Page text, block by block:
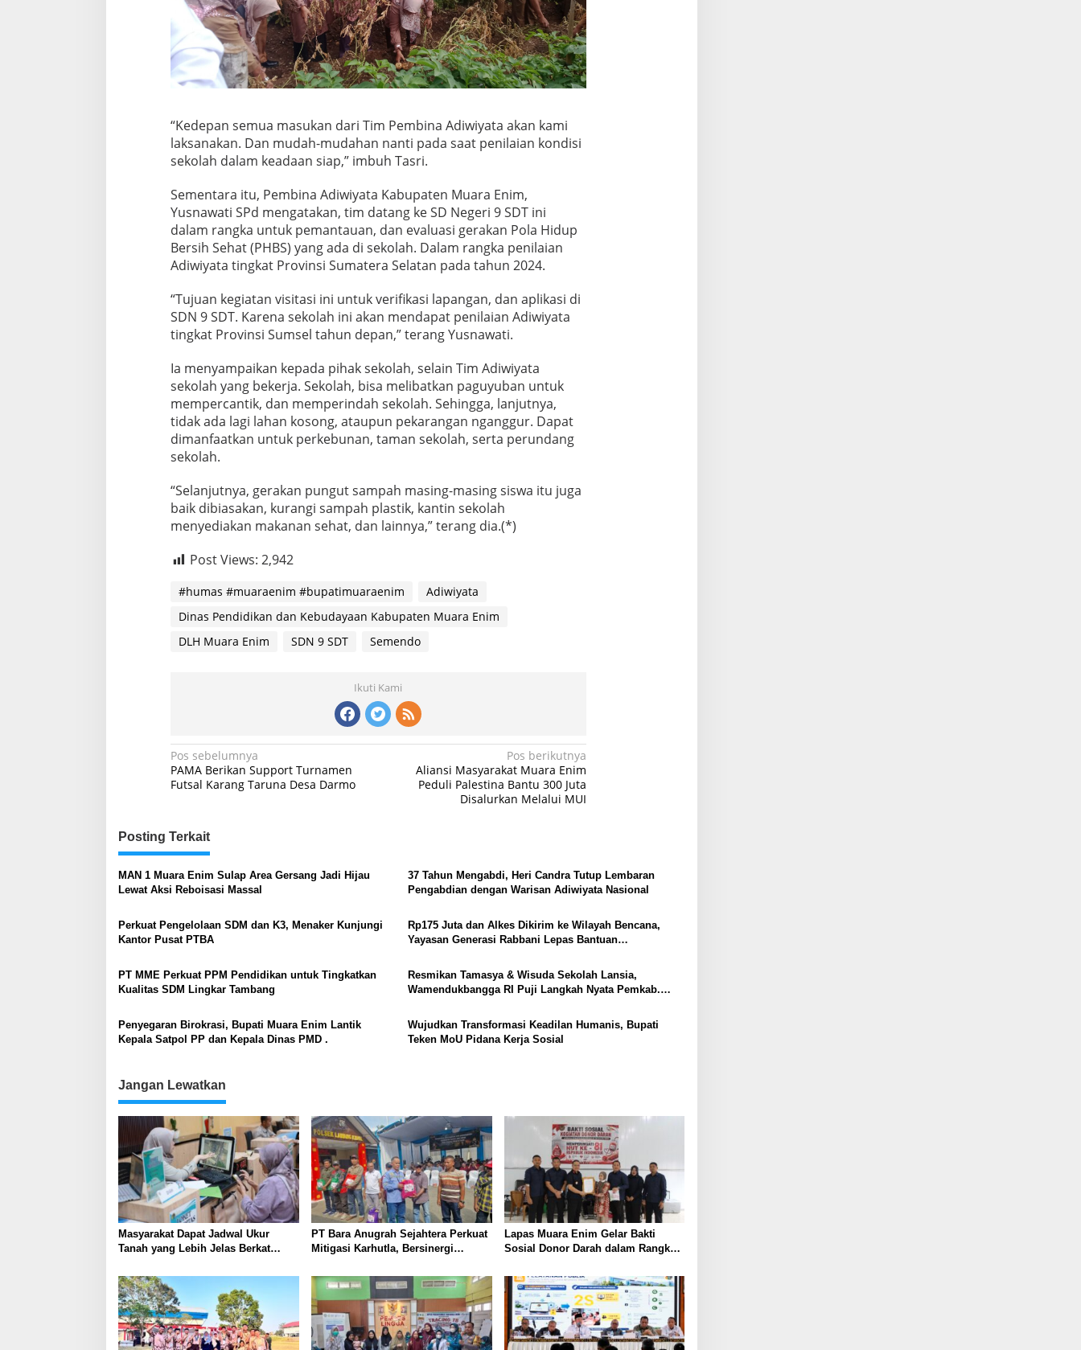
“Kedepan semua masukan dari Tim Pembina Adiwiyata akan kami
laksanakan. Dan mudah-mudahan nanti pada saat penilaian kondisi
sekolah dalam keadaan siap,” imbuh Tasri.
Sementara itu, Pembina Adiwiyata Kabupaten Muara Enim,
Yusnawati SPd mengatakan, tim datang ke SD Negeri 9 SDT ini
dalam rangka untuk pemantauan, dan evaluasi gerakan Pola Hidup
Bersih Sehat (PHBS) yang ada di sekolah. Dalam rangka penilaian
Adiwiyata tingkat Provinsi Sumatera Selatan pada tahun 2024.
“Tujuan kegiatan visitasi ini untuk verifikasi lapangan, dan aplikasi di
SDN 9 SDT. Karena sekolah ini akan mendapat penilaian Adiwiyata
tingkat Provinsi Sumsel tahun depan,” terang Yusnawati.
Ia menyampaikan kepada pihak sekolah, selain Tim Adiwiyata
sekolah yang bekerja. Sekolah, bisa melibatkan paguyuban untuk
mempercantik, dan memperindah sekolah. Sehingga, lanjutnya,
tidak ada lagi lahan kosong, ataupun pekarangan nganggur. Dapat
dimanfaatkan untuk perkebunan, taman sekolah, serta perundang
sekolah.
“Selanjutnya, gerakan pungut sampah masing-masing siswa itu juga
baik dibiasakan, kurangi sampah plastik, kantin sekolah
menyediakan makanan sehat, dan lainnya,” terang dia.(*)
Post Views: 2,942
#humas #muaraenim #bupatimuaraenim
Adiwiyata
Dinas Pendidikan dan Kebudayaan Kabupaten Muara Enim
DLH Muara Enim
SDN 9 SDT Semendo
Ikuti Kami
Navigasi
pos
Pos sebelumnya
PAMA Berikan Support Turnamen
Futsal Karang Taruna Desa Darmo
Pos berikutnya
Aliansi Masyarakat Muara Enim
Peduli Palestina Bantu 300 Juta
Disalurkan Melalui MUI
Posting Terkait
MAN 1 Muara Enim Sulap Area Gersang Jadi Hijau
Lewat Aksi Reboisasi Massal
37 Tahun Mengabdi, Heri Candra Tutup Lembaran
Pengabdian dengan Warisan Adiwiyata Nasional
Perkuat Pengelolaan SDM dan K3, Menaker Kunjungi
Kantor Pusat PTBA
Rp175 Juta dan Alkes Dikirim ke Wilayah Bencana,
Yayasan Generasi Rabbani Lepas Bantuan
PT MME Perkuat PPM Pendidikan untuk Tingkatkan
Kualitas SDM Lingkar Tambang
Resmikan Tamasya & Wisuda Sekolah Lansia,
Wamendukbangga RI Puji Langkah Nyata Pemkab.
Penyegaran Birokrasi, Bupati Muara Enim Lantik
Kepala Satpol PP dan Kepala Dinas PMD .
Wujudkan Transformasi Keadilan Humanis, Bupati
Teken MoU Pidana Kerja Sosial
Jangan Lewatkan
Masyarakat Dapat Jadwal Ukur
Tanah yang Lebih Jelas Berkat
PT Bara Anugrah Sejahtera Perkuat
Mitigasi Karhutla, Bersinergi
Edukasi Warga
Lapas Muara Enim Gelar Bakti
Sosial Donor Darah dalam Rangka
Indonesia